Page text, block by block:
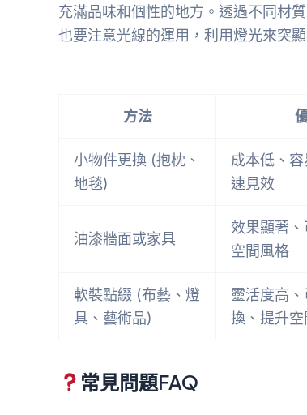
充滿品味和個性的地方。透過不同材
也要注意光線的運用，利用燈光來突
方法
小物件更換 (抱枕、
地毯)
成本低、
速見效
油漆牆面或家具
效果顯著
空間風格
軟裝點綴 (布藝、燈
具、藝術品)
靈活度高
換、提升空
常見問題FAQ